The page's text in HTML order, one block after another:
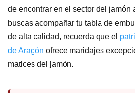
de encontrar en el sector del jamón
buscas acompañar tu tabla de
de alta calidad, recuerda que el
de Aragón ofrece maridajes
matices del jamón.